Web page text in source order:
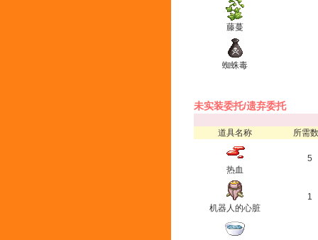
藤蔓
蜘蛛毒
未实装委托/遗弃委托
道具名称 所需
热血
5
机器人的心脏
1